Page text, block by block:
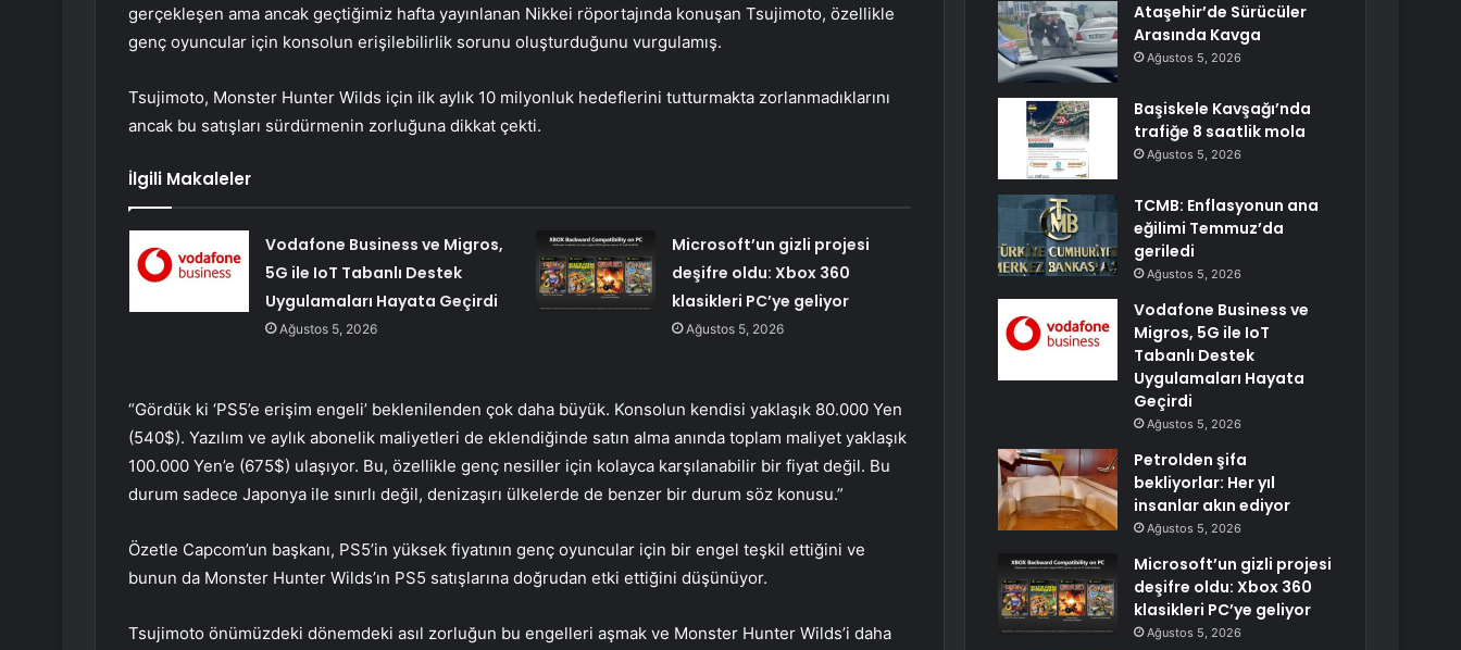
gerçekleşen ama ancak geçtiğimiz hafta yayınlanan Nikkei röportajında konuşan Tsujimoto, özellikle
genç oyuncular için konsolun erişilebilirlik sorunu oluşturduğunu vurgulamış.
Tsujimoto, Monster Hunter Wilds için ilk aylık 10 milyonluk hedeflerini tutturmakta zorlanmadıklarını
ancak bu satışları sürdürmenin zorluğuna dikkat çekti.
İlgili Makaleler
Vodafone Business ve Migros,
5G ile IoT Tabanlı Destek
Uygulamaları Hayata Geçirdi
Ağustos 5, 2026
Microsoft’un gizli projesi
deşifre oldu: Xbox 360
klasikleri PC’ye geliyor
Ağustos 5, 2026
“Gördük ki ‘PS5’e erişim engeli’ beklenilenden çok daha büyük. Konsolun kendisi yaklaşık 80.000 Yen
(540$). Yazılım ve aylık abonelik maliyetleri de eklendiğinde satın alma anında toplam maliyet yaklaşık
100.000 Yen’e (675$) ulaşıyor. Bu, özellikle genç nesiller için kolayca karşılanabilir bir fiyat değil. Bu
durum sadece Japonya ile sınırlı değil, denizaşırı ülkelerde de benzer bir durum söz konusu.”
Özetle Capcom’un başkanı, PS5’in yüksek fiyatının genç oyuncular için bir engel teşkil ettiğini ve
bunun da Monster Hunter Wilds’ın PS5 satışlarına doğrudan etki ettiğini düşünüyor.
Tsujimoto önümüzdeki dönemdeki asıl zorluğun bu engelleri aşmak ve Monster Hunter Wilds’i daha
Ataşehir’de Sürücüler
Arasında Kavga
Ağustos 5, 2026
Başiskele Kavşağı’nda
trafiğe 8 saatlik mola
Ağustos 5, 2026
TCMB: Enflasyonun ana
eğilimi Temmuz’da
geriledi
Ağustos 5, 2026
Vodafone Business ve
Migros, 5G ile IoT
Tabanlı Destek
Uygulamaları Hayata
Geçirdi
Ağustos 5, 2026
Petrolden şifa
bekliyorlar: Her yıl
insanlar akın ediyor
Ağustos 5, 2026
Microsoft’un gizli projesi
deşifre oldu: Xbox 360
klasikleri PC’ye geliyor
Ağustos 5, 2026